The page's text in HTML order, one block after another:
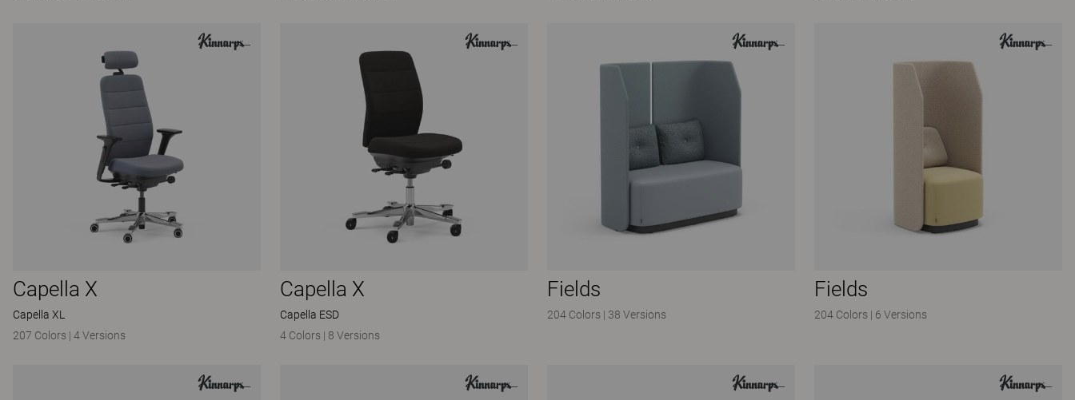
Capella X
Capella XL
207 Colors | 4 Versions
Capella X
Capella ESD
4 Colors | 8 Versions
Fields
204 Colors | 38 Versions
Fields
204 Colors | 6 Versions